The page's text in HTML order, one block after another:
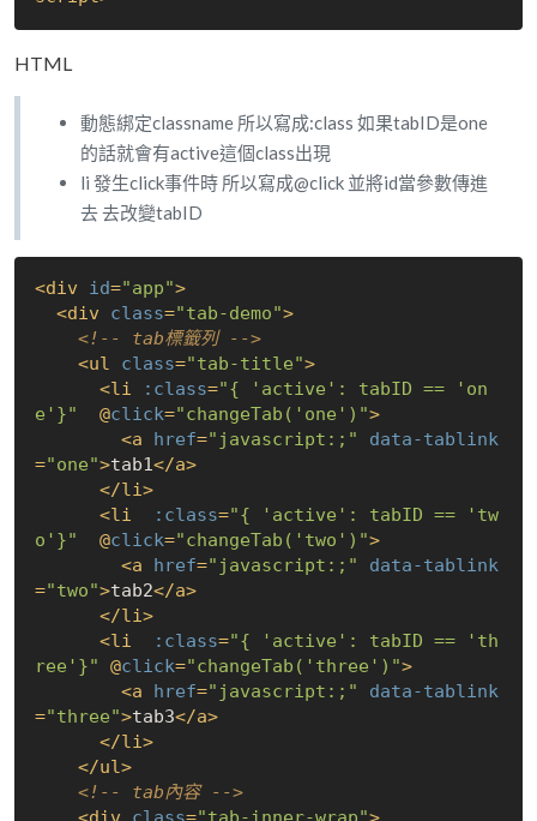
HTML
動態綁定classname 所以寫成:class 如果tabID是one
的話就會有active這個class出現
li 發生click事件時 所以寫成@click 並將id當參數傳進
去 去改變tabID
<div id="app">
<div class="tab-demo">
<!-- tab標籤列 -->
<ul class="tab-title">
<li :class="{ 'active': tabID == 'on
e'}"
  @
click="changeTab('one')">
<a href="javascript:;"
data-tablink
="one">tab1</a>
</li>
<li :class="{ 'active': tabID == 'tw
o'}"
  @
click="changeTab('two')">
<a href="javascript:;"
data-tablink
="two">tab2</a>
</li>
<li :class="{ 'active': tabID == 'th
ree'}" @click="changeTab('three')">
<a href="javascript:;"
data-tablink
="three">tab3</a>
</li>
</ul>
<!-- tab內容 -->